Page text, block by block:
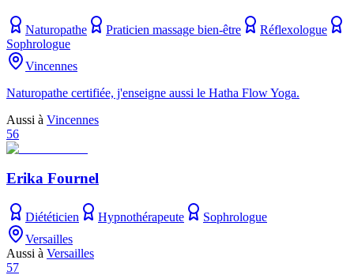
Naturopathe Praticien massage bien-être
Réflexologue
Sophrologue
Vincennes
Naturopathe certifiée, j'enseigne aussi le Hatha Flow Yoga.
Aussi à Vincennes
56
Erika Fournel
Diététicien Hypnothérapeute
Sophrologue
Versailles
Aussi à Versailles
57